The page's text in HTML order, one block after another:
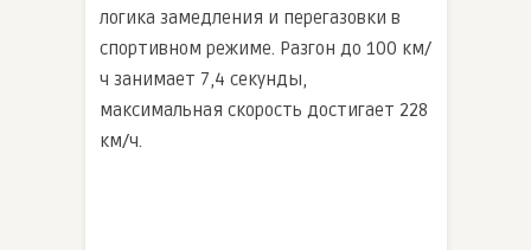
логика замедления и перегазовки в
спортивном режиме. Разгон до 100 км/
ч занимает 7,4 секунды,
максимальная скорость достигает 228
км/ч.